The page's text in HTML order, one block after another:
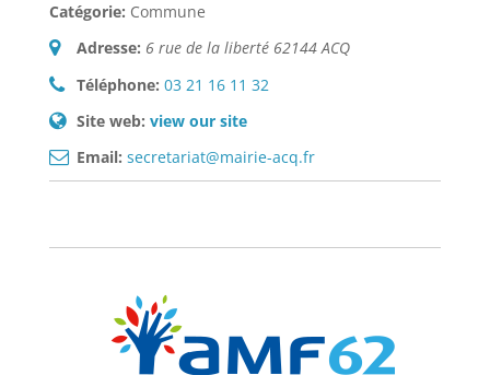
Catégorie: Commune
Adresse: 6 rue de la liberté 62144 ACQ
Téléphone: 03 21 16 11 32
Site web: view our site
Email: secretariat@mairie-acq.fr